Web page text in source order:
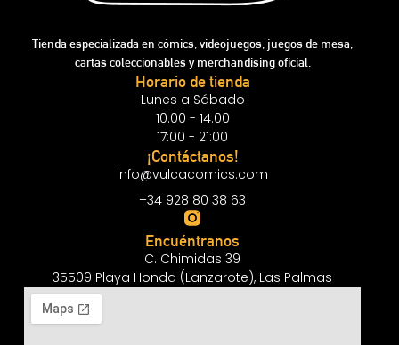
Tienda especializada en cómics, videojuegos, juegos de mesa,
cartas coleccionables y merchandising oficial.
Horario de tienda
Lunes a Sábado
10:00 - 14:00
17:00 - 21:00
¡Contáctanos!
info@vulcacomics.com
+34 928 80 38 63
Encuéntranos
C. Chimidas 39
35509 Playa Honda (Lanzarote), Las Palmas